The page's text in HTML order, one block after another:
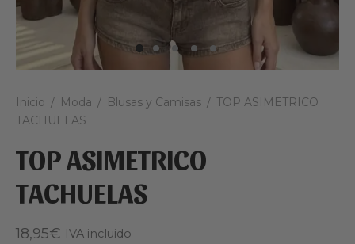
Inicio / Moda / Blusas y Camisas / TOP ASIMETRICO
TACHUELAS
TOP ASIMETRICO
TACHUELAS
18,95€ IVA incluido